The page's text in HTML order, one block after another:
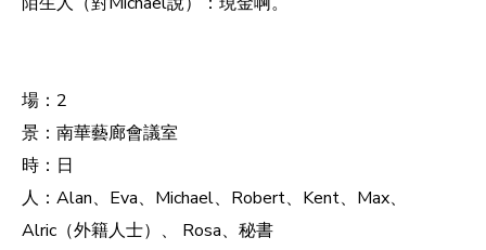
場：2
景：南華藝廊會議室
時：日
人：Alan、Eva、Michael、Robert、Kent、Max、
Alric（外籍人士）、 Rosa、秘書